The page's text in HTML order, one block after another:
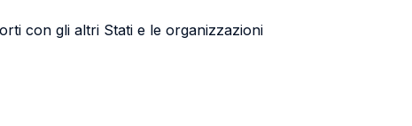
con gli altri Stati e le organizzazioni